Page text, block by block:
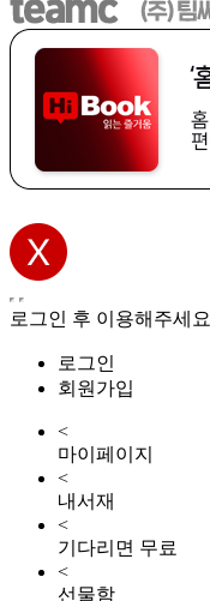
로그인 후 이용해주세요
로그인
회원가입
<
마이페이지
<
내서재
<
기다리면 무료
<
선물함